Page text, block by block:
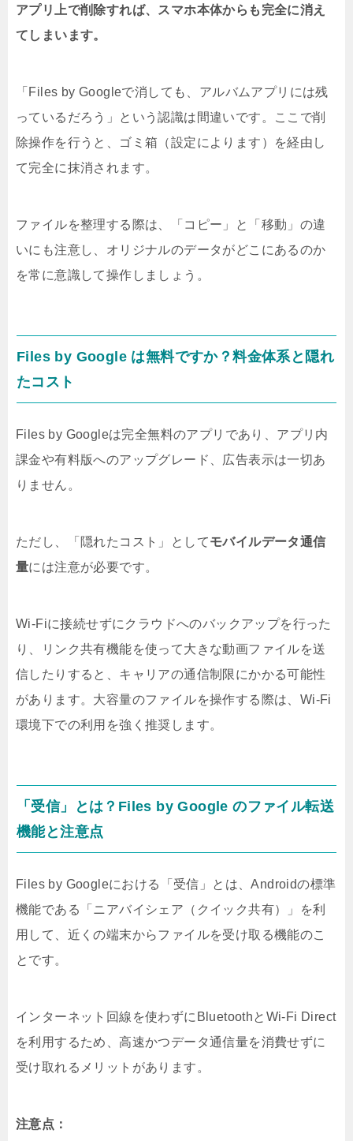
アプリ上で削除すれば、スマホ本体からも完全に消え
てしまいます。
「Files by Googleで消しても、アルバムアプリには残
っているだろう」という認識は間違いです。ここで削
除操作を行うと、ゴミ箱（設定によります）を経由し
て完全に抹消されます。
ファイルを整理する際は、「コピー」と「移動」の違
いにも注意し、オリジナルのデータがどこにあるのか
を常に意識して操作しましょう。
Files by Google は無料ですか？料金体系と隠れ
たコスト
Files by Googleは完全無料のアプリであり、アプリ内
課金や有料版へのアップグレード、広告表示は一切あ
りません。
ただし、「隠れたコスト」としてモバイルデータ通信
量には注意が必要です。
Wi-Fiに接続せずにクラウドへのバックアップを行った
り、リンク共有機能を使って大きな動画ファイルを送
信したりすると、キャリアの通信制限にかかる可能性
があります。大容量のファイルを操作する際は、Wi-Fi
環境下での利用を強く推奨します。
「受信」とは？Files by Google のファイル転送
機能と注意点
Files by Googleにおける「受信」とは、Androidの標準
機能である「ニアバイシェア（クイック共有）」を利
用して、近くの端末からファイルを受け取る機能のこ
とです。
インターネット回線を使わずにBluetoothとWi-Fi Direct
を利用するため、高速かつデータ通信量を消費せずに
受け取れるメリットがあります。
注意点：